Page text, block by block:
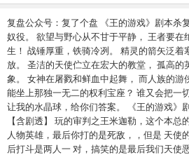
复盘公众号：复了个盘 《王的游戏》剧本杀
奴役。 欲望与野心从不甘于平静， 王者要
生！ 战锤厚重，铁骑冷冽。 精灵的箭矢泛着
放。 圣洁的天使伫立在宏大的教堂， 孤高的
象。 女神在屠戮和鲜血中起舞， 而人族的
能坐上那独一无二的权利宝座？ 谁又会把一
让我的水晶球，给你们答案。 《王的游戏》剧本杀测评 1. 角色：米迦勒
【含剧透】 玩的审判之王米迦勒，这个本总
人物英雄，最后你打的是死敌，，但是 天使
后打斗是两人一 对，搞笑的是最后我们天使恶魔一对了 2.